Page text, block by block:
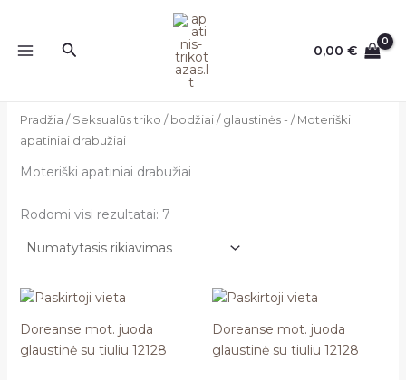
turinio
Paieška 0,00€
Pradžia / Seksualūs triko / bodžiai / glaustinės - / Moteriški
apatiniai drabužiai
Moteriški apatiniai drabužiai
Rodomi visi rezultatai: 7
Doreanse mot. juoda
glaustinė su tiuliu 12128
Doreanse mot. juoda
glaustinė su tiuliu 12128